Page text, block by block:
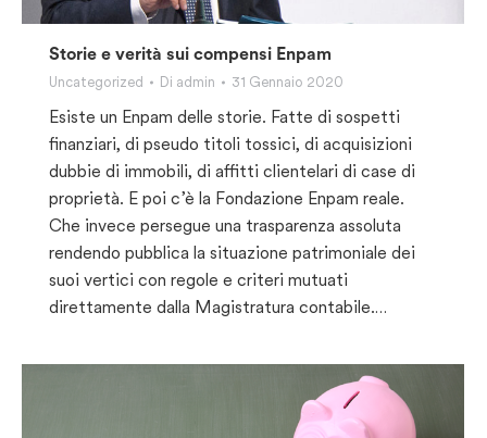
Storie e verità sui compensi Enpam
Uncategorized Di admin 31 Gennaio 2020
Esiste un Enpam delle storie. Fatte di sospetti
finanziari, di pseudo titoli tossici, di acquisizioni
dubbie di immobili, di affitti clientelari di case di
proprietà. E poi c’è la Fondazione Enpam reale.
Che invece persegue una trasparenza assoluta
rendendo pubblica la situazione patrimoniale dei
suoi vertici con regole e criteri mutuati
direttamente dalla Magistratura contabile.…